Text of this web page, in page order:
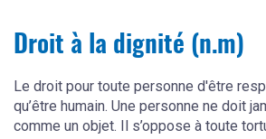
Droit à la dignité (n.m)
Le droit pour toute personne d'être
qu’être humain. Une personne ne doit
comme un objet. Il s’oppose à toute